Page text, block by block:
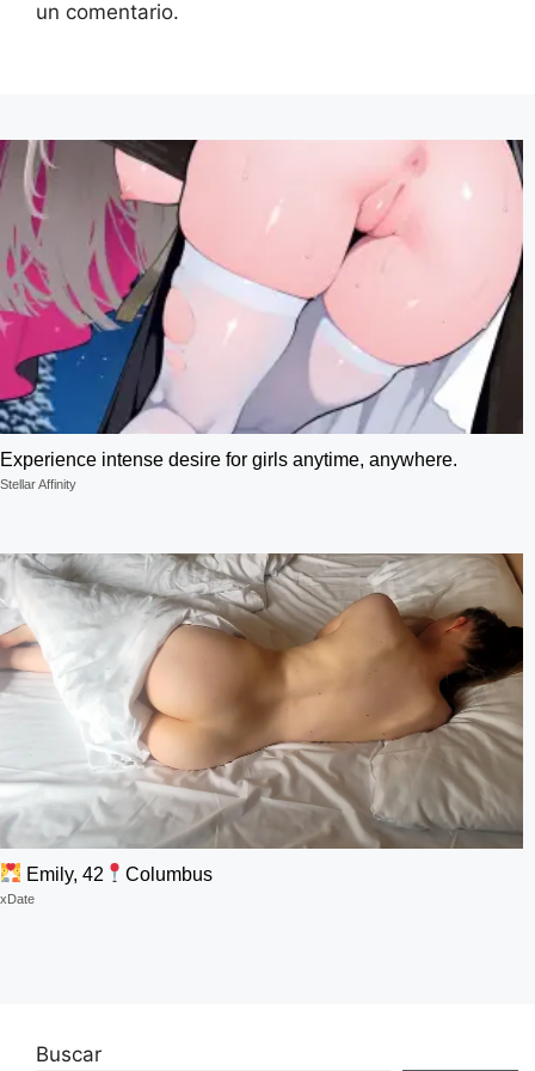
un comentario.
Experience intense desire for girls anytime, anywhere.
Stellar Affinity
Emily, 42 Columbus
xDate
Buscar